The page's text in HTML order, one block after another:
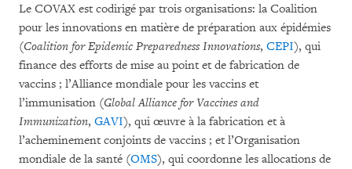
Le COVAX est codirigé par trois organisations: la Coalition
pour les innovations en matière de préparation aux épidémies
(Coalition for Epidemic Preparedness Innovations, CEPI), qui
finance des efforts de mise au point et de fabrication de
vaccins ; l’Alliance mondiale pour les vaccins et
l’immunisation (Global Alliance for Vaccines and
Immunization, GAVI), qui œuvre à la fabrication et à
l’acheminement conjoints de vaccins ; et l’Organisation
mondiale de la santé (OMS), qui coordonne les allocations de